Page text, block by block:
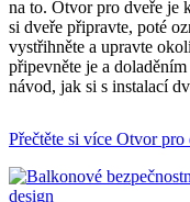
na to. Otvor pro dveře je
si dveře připravte, poté
vystřihněte a upravte
připevněte je a
návod, jak si s instalací
Přečtěte si více Otvor pro